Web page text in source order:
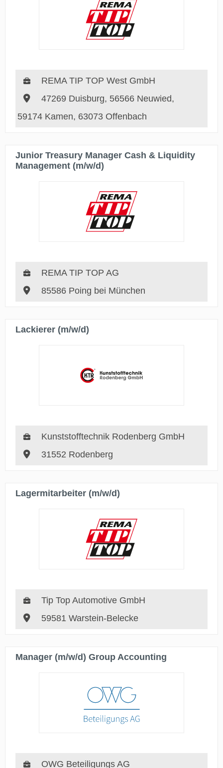
REMA TIP TOP West GmbH
47269 Duisburg, 56566 Neuwied,
59174 Kamen, 63073 Offenbach
Junior Treasury Manager Cash & Liquidity
Management (m/w/d)
REMA TIP TOP AG
85586 Poing bei München
Lackierer (m/w/d)
Kunststofftechnik Rodenberg GmbH
31552 Rodenberg
Lagermitarbeiter (m/w/d)
Tip Top Automotive GmbH
59581 Warstein-Belecke
Manager (m/w/d) Group Accounting
OWG Beteiligungs AG